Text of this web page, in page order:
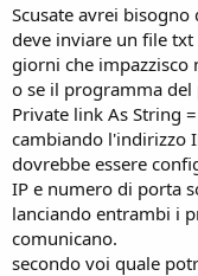
Scusate avrei
deve inviare un file
giorni che impazzisco
o se il programma del
Private link As String
cambiando l'indirizzo
dovrebbe essere
IP e numero di porta
lanciando entrambi i
comunicano.
secondo voi quale